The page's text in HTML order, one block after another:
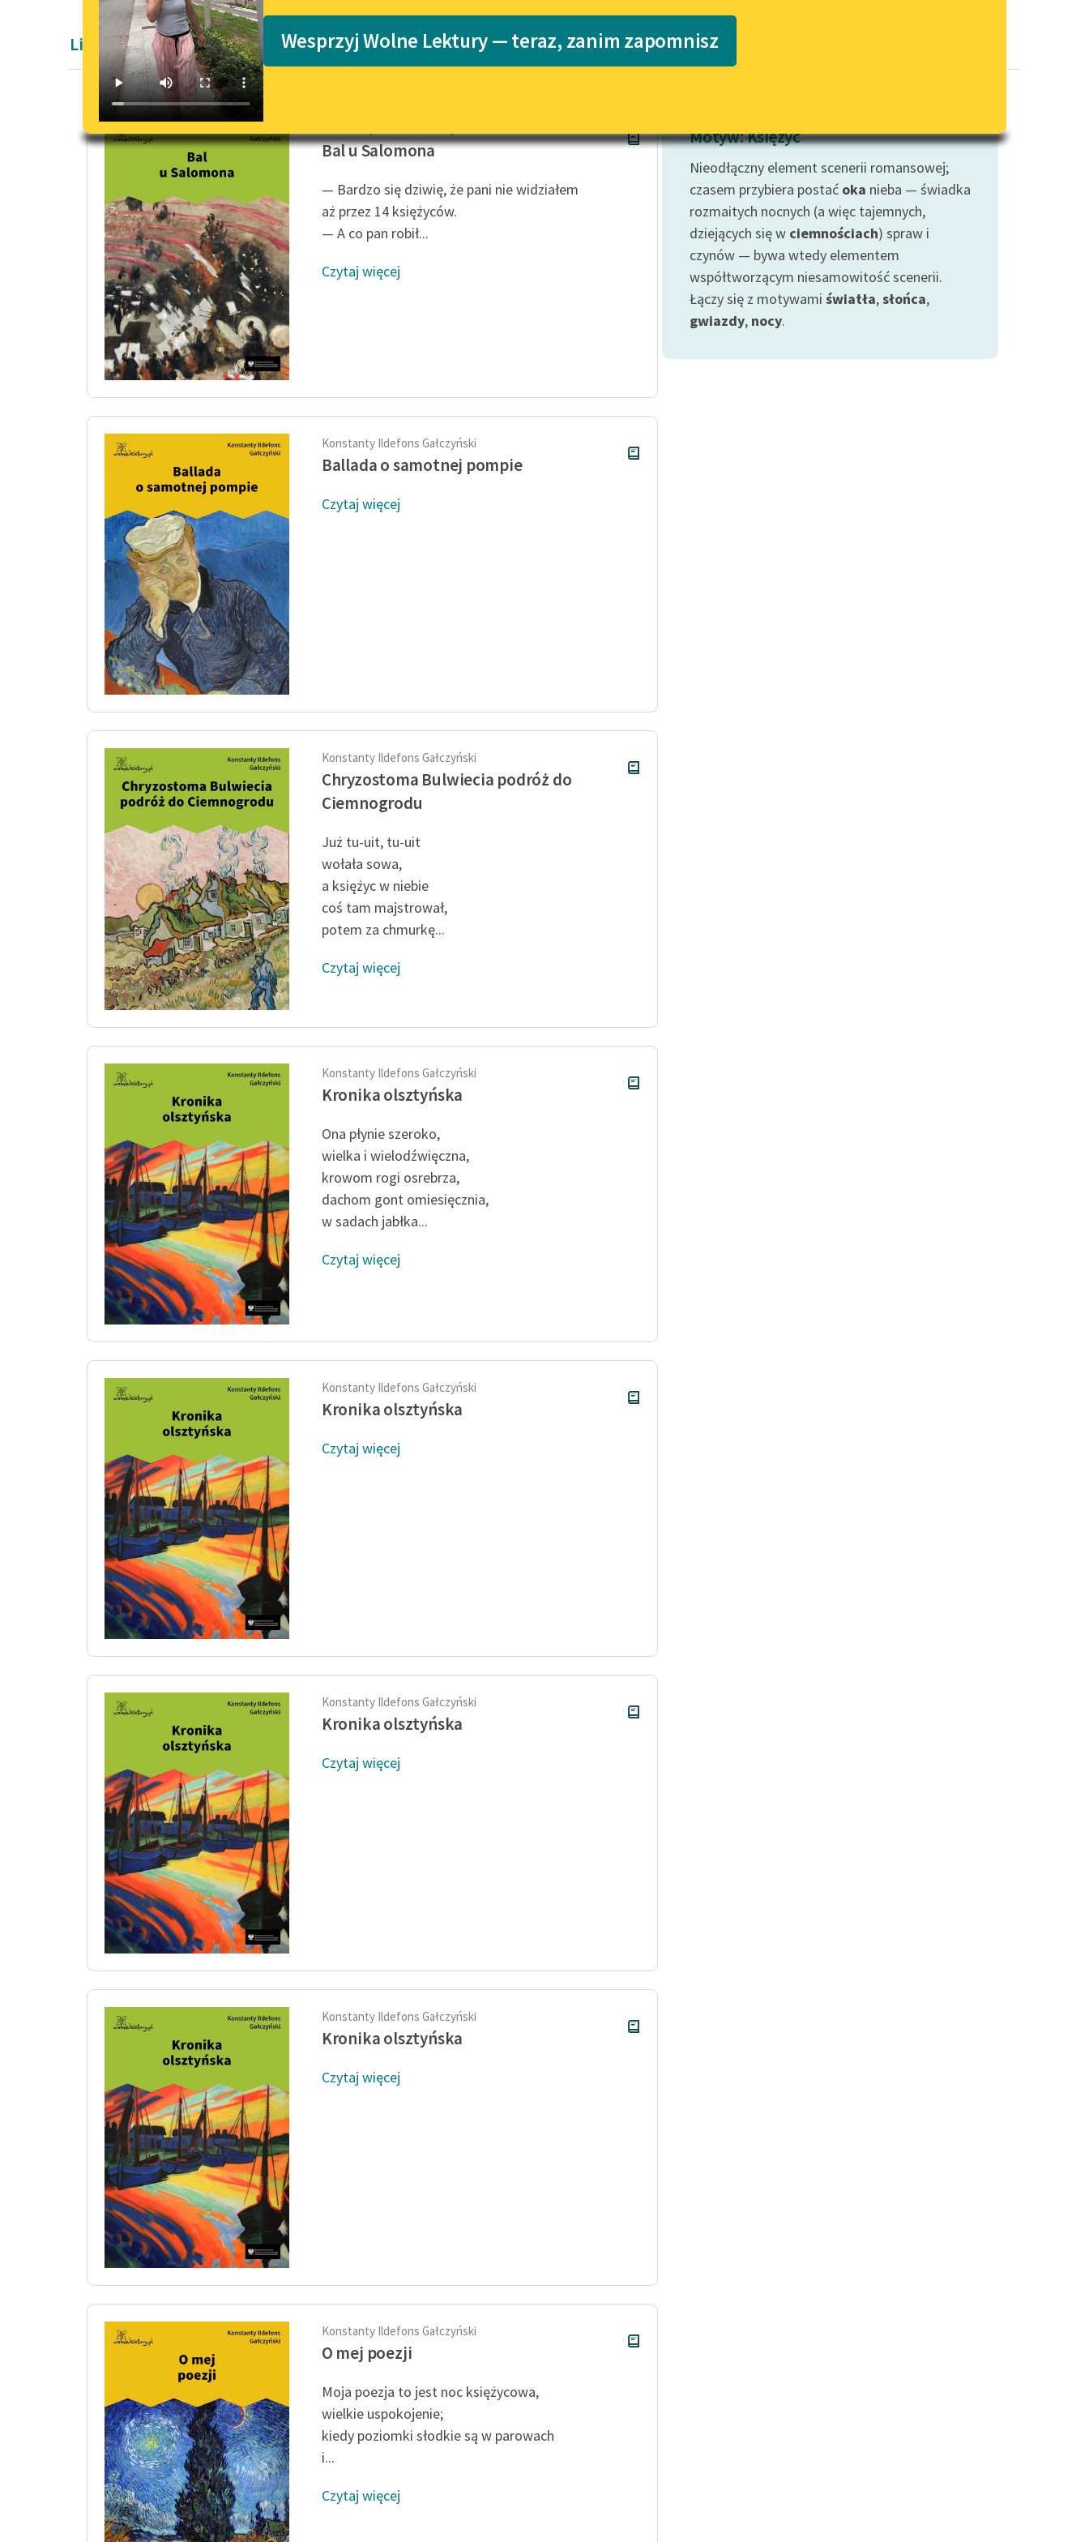
Lektury szkolne i klasyka
literatury do słuchania dla
E-kolekcja lektur szkolnych i
literatury do słuchania dla
niepełnosprawnościami
Feministyczne inspiracje.
Katalog
Katalog w formacie PDF
wrażliwych
Deklaracja dostępności
Wesprzyj Wolne Lektury — teraz, zanim zapomnisz
Liryka Konstantego Ildefonsa Gałczyńskiego
Bal u Salomona
— Bardzo się dziwię, że pani nie widziałem
aż przez 14 księżyców.
— A co pan robił...
Czytaj więcej
Konstanty Ildefons Gałczyński
Ballada o samotnej pompie
Czytaj więcej
Konstanty Ildefons Gałczyński
Chryzostoma Bulwiecia podróż do
Ciemnogrodu
Już tu-uit, tu-uit
wołała sowa,
a księżyc w niebie
coś tam majstrował,
potem za chmurkę...
Czytaj więcej
Konstanty Ildefons Gałczyński
Kronika olsztyńska
Ona płynie szeroko,
wielka i wielodźwięczna,
krowom rogi osrebrza,
dachom gont omiesięcznia,
w sadach jabłka...
Czytaj więcej
Konstanty Ildefons Gałczyński
Kronika olsztyńska
Czytaj więcej
Konstanty Ildefons Gałczyński
Kronika olsztyńska
Czytaj więcej
Konstanty Ildefons Gałczyński
Kronika olsztyńska
Czytaj więcej
Konstanty Ildefons Gałczyński
O mej poezji
Moja poezja to jest noc księżycowa,
wielkie uspokojenie;
kiedy poziomki słodkie są w parowach
i...
Czytaj więcej
Motyw: Księżyc
Nieodłączny element scenerii romansowej;
czasem przybiera postać oka nieba — świadka
rozmaitych nocnych (a więc tajemnych,
dziejących się w ciemnościach) spraw i
czynów — bywa wtedy elementem
współtworzącym niesamowitość scenerii.
Łączy się z motywami światła,słońca,
gwiazdy, nocy.